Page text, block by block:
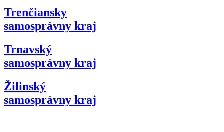
Trenčiansky
samosprávny kraj
Trnavský
samosprávny kraj
Žilinský
samosprávny kraj